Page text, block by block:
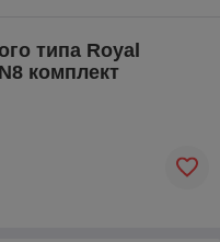
типа Royal
комплект